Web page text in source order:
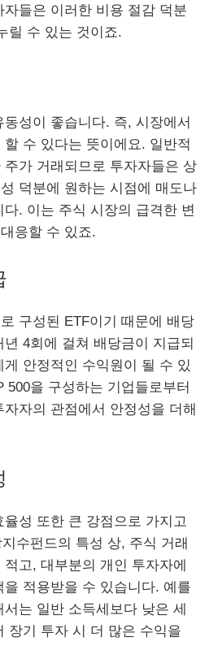
자들은 이러한 비용 절감 덕분
릴 수 있는 것이죠.
성이 좋습니다. 즉, 시장에서
수 있다는 뜻이에요. 일반적
주가 거래되므로 투자자들은 상
덕분에 원하는 시점에 매도나
. 이는 주식 시장의 급격한 변
응할 수 있죠.
구성된 ETF이기 때문에 배당
4회에 걸쳐 배당금이 지급되
안정적인 수익원이 될 수 있
500을 구성하는 기업들로부터
자의 관점에서 안정성을 더해
성 또한 큰 강점으로 가지고
수펀드의 특성 상, 주식 거래
고, 대부분의 개인 투자자에
적용받을 수 있습니다. 예를
는 일반 소득세보다 낮은 세
장기 투자 시 더 많은 수익을